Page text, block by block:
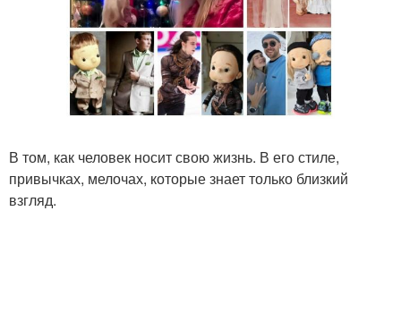
В том, как человек носит свою жизнь. В его стиле,
привычках, мелочах, которые знает только близкий
взгляд.